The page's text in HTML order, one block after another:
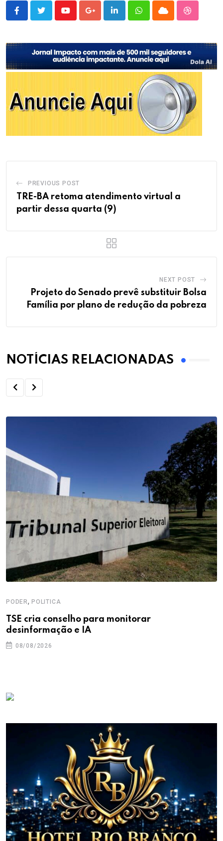
YoutubeGoogle+LinkedInWhatsappCloud
PREVIOUS POST
TRE-BA retoma atendimento virtual a
partir dessa quarta (9)
NEXT POST
Projeto do Senado prevê substituir Bolsa
Família por plano de redução da pobreza
NOTÍCIAS RELACIONADAS
PODER, POLITICA
TSE cria conselho para monitorar
desinformação e IA
08/08/2026